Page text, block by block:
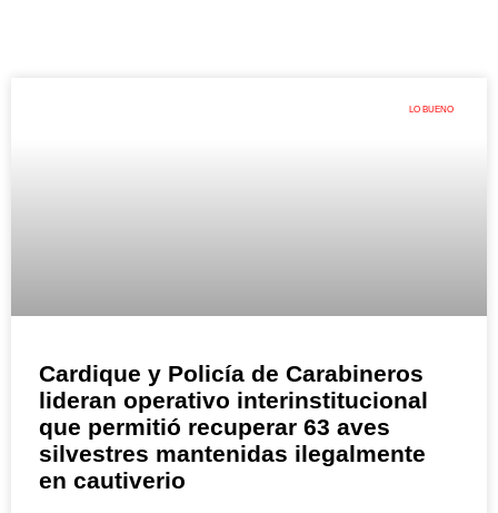
LO BUENO
Cardique y Policía de Carabineros
lideran operativo interinstitucional
que permitió recuperar 63 aves
silvestres mantenidas ilegalmente
en cautiverio